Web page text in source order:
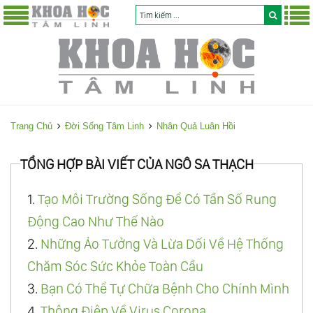
Trang Chủ Đời Sống Tâm Linh Nhân Quả Luân Hồi
TỔNG HỢP BÀI VIẾT CỦA NGÔ SA THẠCH
1. Tạo Môi Trường Sống Để Có Tần Số Rung
Động Cao Như Thế Nào
2. Những Ảo Tưởng Và Lừa Dối Về Hệ Thống
Chăm Sóc Sức Khỏe Toàn Cầu
3. Bạn Có Thể Tự Chữa Bệnh Cho Chính Mình